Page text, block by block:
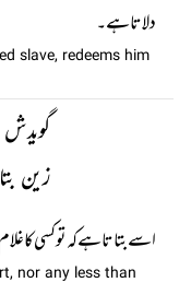
دلاتا ہے۔
slave, redeems him
زین
اسے بتاتا ہے کہ تو کسی کا
nor any less than